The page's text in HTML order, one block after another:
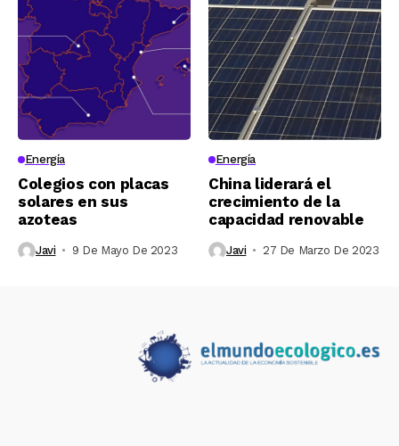
Energía
Colegios con placas
solares en sus
azoteas
Javi 9 De Mayo De 2023
Energía
China liderará el
crecimiento de la
capacidad renovable
Javi 27 De Marzo De 2023